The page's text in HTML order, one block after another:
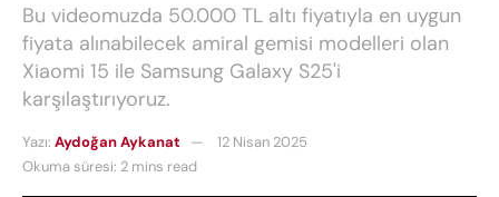
Bu videomuzda 50.000 TL altı fiyatıyla en uygun
fiyata alınabilecek amiral gemisi modelleri olan
Xiaomi 15 ile Samsung Galaxy S25'i
karşılaştırıyoruz.
Yazı: Aydoğan Aykanat
12 Nisan 2025
Okuma süresi: 2 mins read